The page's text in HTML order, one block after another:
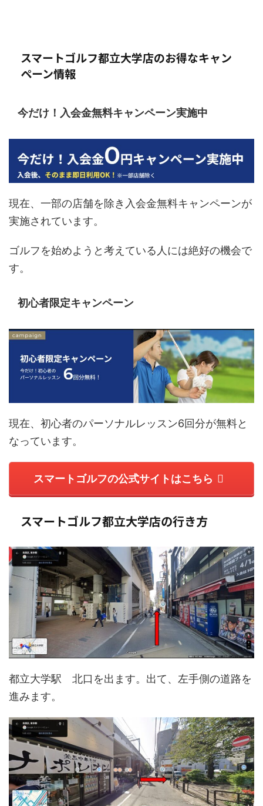
スマートゴルフ都立大学店のお得なキャン
ペーン情報
今だけ！入会金無料キャンペーン実施中
現在、一部の店舗を除き入会金無料キャンペーンが
実施されています。
ゴルフを始めようと考えている人には絶好の機会で
す。
初心者限定キャンペーン
現在、初心者のパーソナルレッスン6回分が無料と
なっています。
スマートゴルフの公式サイトはこちら
スマートゴルフ都立大学店の行き方
都立大学駅 北口を出ます。出て、左手側の道路を
進みます。